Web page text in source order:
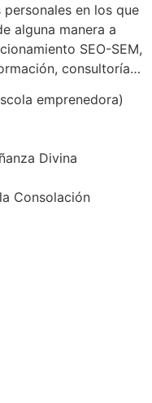
en los que
alguna manera a
SEO-SEM,
consultoría…
emprenedora)
Divina
Consolación